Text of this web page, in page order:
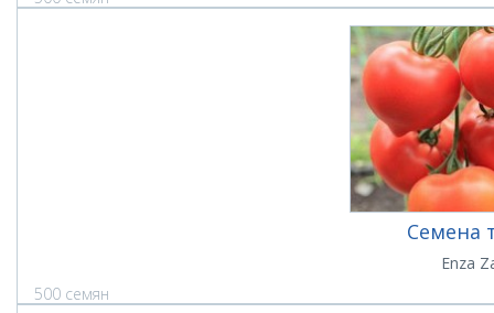
Семена
Enza
500 семян